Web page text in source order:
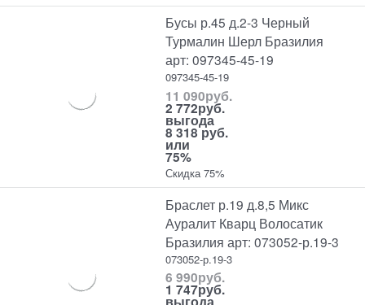
Бусы р.45 д.2-3 Черный
Турмалин Шерл Бразилия
арт: 097345-45-19
097345-45-19
11 090руб.
2 772руб.
выгода
8 318 руб.
или
75%
Скидка 75%
Браслет р.19 д.8,5 Микс
Ауралит Кварц Волосатик
Бразилия арт: 073052-р.19-3
073052-р.19-3
6 990руб.
1 747руб.